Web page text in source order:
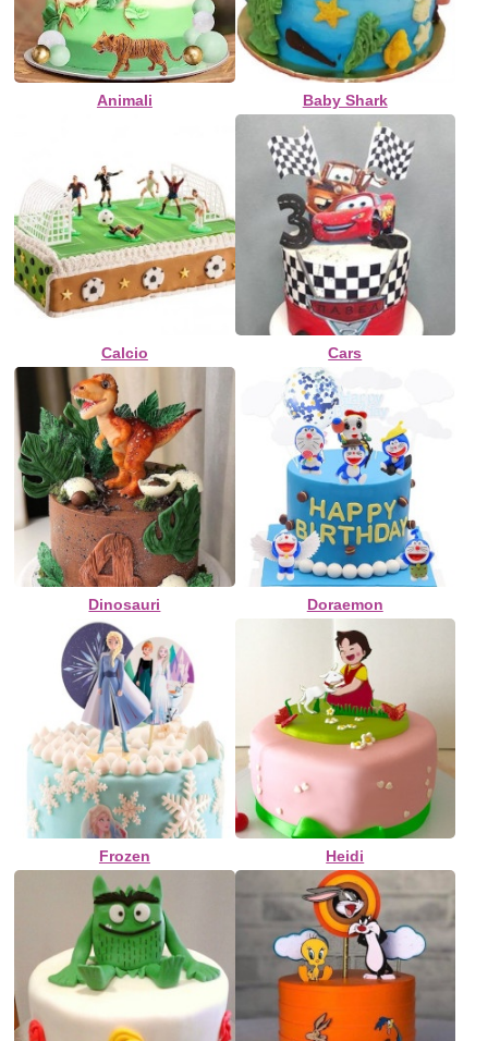
Animali Baby Shark
Calcio Cars
Dinosauri Doraemon
Frozen Heidi